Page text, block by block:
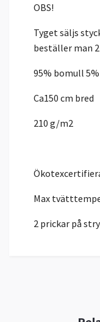
OBS!
Tyget säljs
beställer man
95% bomull
Ca150 cm bred
210 g/m2
Max
2 prickar på